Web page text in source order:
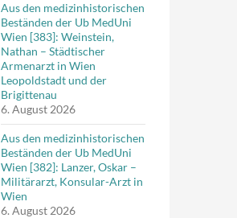
Aus den medizinhistorischen
Beständen der Ub MedUni
Wien [383]: Weinstein,
Nathan – Städtischer
Armenarzt in Wien
Leopoldstadt und der
Brigittenau
6. August 2026
Aus den medizinhistorischen
Beständen der Ub MedUni
Wien [382]: Lanzer, Oskar –
Militärarzt, Konsular-Arzt in
Wien
6. August 2026